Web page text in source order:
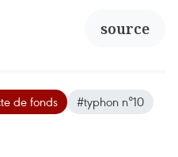
source
de fonds
#typhon n°10